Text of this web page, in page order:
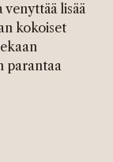
venyttää lisää
kokoiset
parantaa